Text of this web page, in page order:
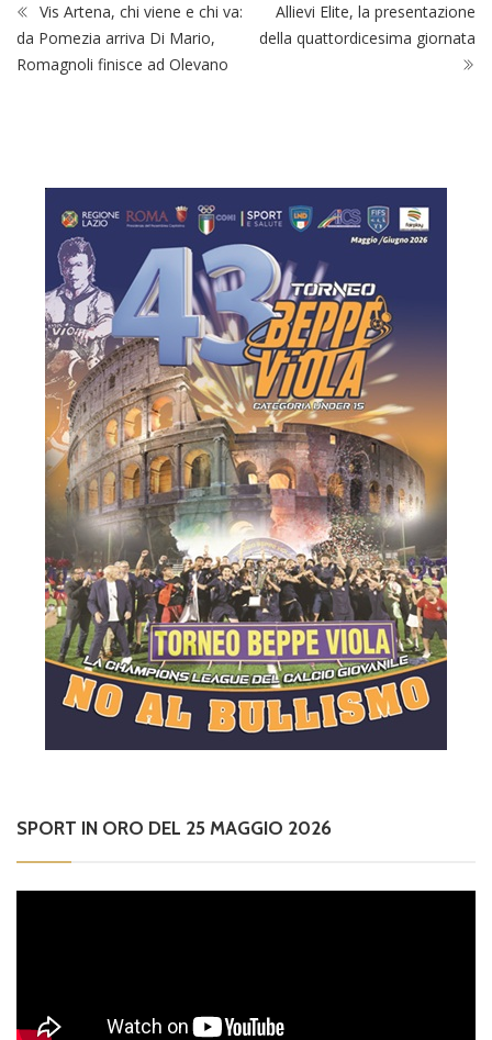
Vis Artena, chi viene e chi va:
da Pomezia arriva Di Mario,
Romagnoli finisce ad Olevano
Allievi Elite, la presentazione
della quattordicesima giornata
SPORT IN ORO DEL 25 MAGGIO 2026